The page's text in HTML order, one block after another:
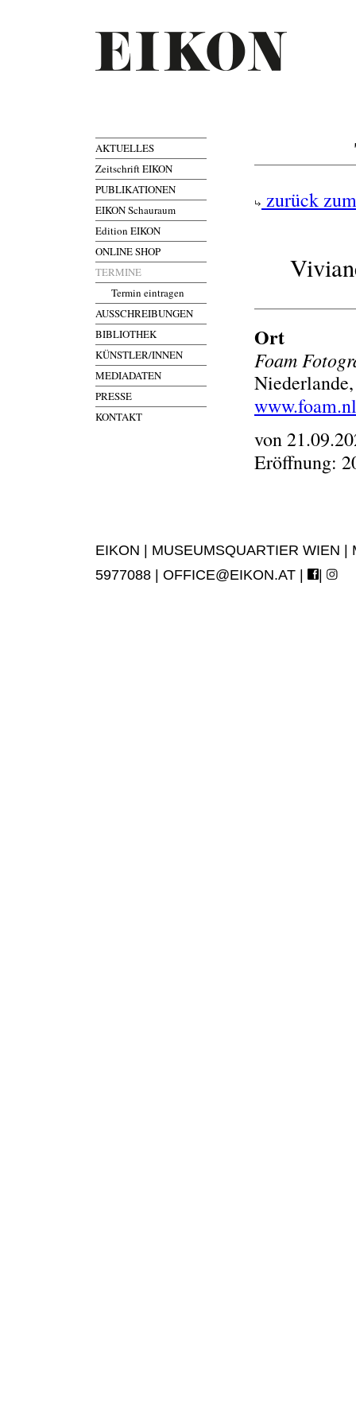
AKTUELLES
Zeitschrift EIKON
PUBLIKATIONEN
EIKON Schauraum
Edition EIKON
ONLINE SHOP
TERMINE
Termin eintragen
AUSSCHREIBUNGEN
BIBLIOTHEK
KÜNSTLER/INNEN
MEDIADATEN
PRESSE
KONTAKT
zurück
Ort
Foam
www.foam.nl
von
Eröffnung:
EIKON | MUSEUMSQUARTIER WIEN
5977088 | OFFICE@EIKON.AT | |